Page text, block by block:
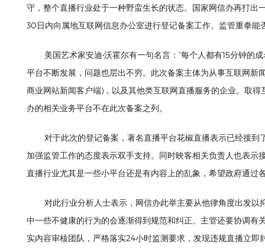
守，整个直播行业处于一种野蛮生长的状态。国家网信办再打出
30日内向属地互联网信息办公室进行登记备案工作。监管重拳
美国艺术家安迪•沃霍尔有一句名言：“每个人都有15分钟的
平台不断发展，问题也层出不穷。此次备案主体为从事互联网
商业网站新闻客户端)，以及其他类互联网直播服务的企业。取
办的相关业务平台不在此次备案之列。
对于此次的登记备案，著名直播平台花椒直播表示已经接
加强监管工作的态度表示双手支持。同时映客相关负责人也表
直播行业尤其是一些小平台还是有内容上的乱象，希望政府通
对此行业分析人士表示，网信办此举主要从他律角度出发
中一些不健康的行为的会逐渐得到规范和纠正。主管还要协调
实内容审核团队，严格落实24小时监测要求，发现违规直播立